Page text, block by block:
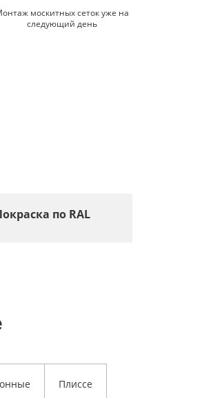
москитных сеток уже на
следующий день
по RAL
Плиссе